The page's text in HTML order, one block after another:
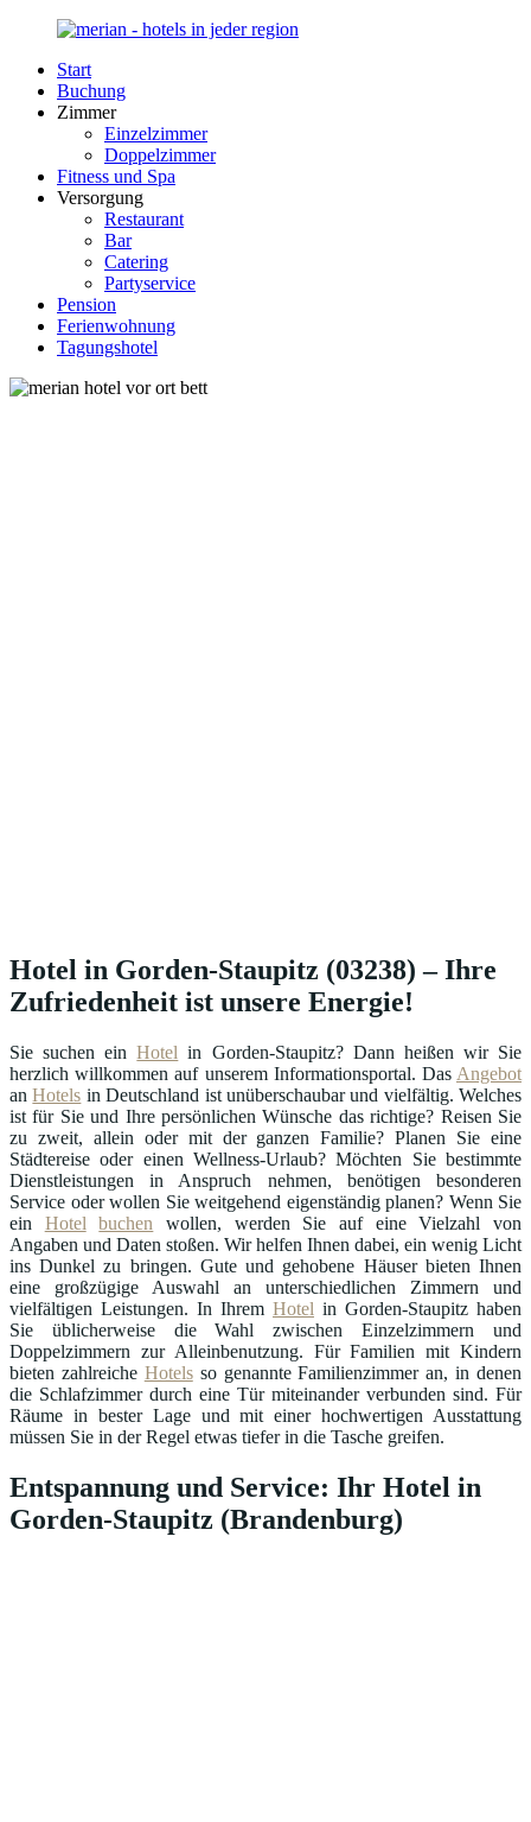
Zurück
Inhalt
Merian-
Hotel.de
Portal
Unterkunft
Deutschland
Start
Buchung
Zimmer
Einzelzimmer
Doppelzimmer
Fitness und Spa
Versorgung
Restaurant
Bar
Catering
Partyservice
Pension
Ferienwohnung
Tagungshotel
Hotel in Gorden-Staupitz (03238) – Ihre
Zufriedenheit ist unsere Energie!
Sie suchen einHotel in Gorden-Staupitz? Dann heißen wir Sie
herzlich willkommen auf unserem Informationsportal. Das Angebot
anHotels in Deutschland ist unüberschaubar und vielfältig. Welches
ist für Sie und Ihre persönlichen Wünsche das richtige? Reisen Sie
zu zweit, allein oder mit der ganzen Familie? Planen Sie eine
Städtereise oder einen Wellness-Urlaub? Möchten Sie bestimmte
Dienstleistungen in Anspruch nehmen, benötigen besonderen
Service oder wollen Sie weitgehend eigenständig planen? Wenn Sie
ein Hotel buchen wollen, werden Sie auf eine Vielzahl von
Angaben und Daten stoßen. Wir helfen Ihnen dabei, ein wenig Licht
ins Dunkel zu bringen. Gute und gehobene Häuser bieten Ihnen
eine großzügige Auswahl an unterschiedlichen Zimmern und
vielfältigen Leistungen. In Ihrem Hotel in Gorden-Staupitz haben
Sie üblicherweise die Wahl zwischen Einzelzimmern und
Doppelzimmern zur Alleinbenutzung. Für Familien mit Kindern
bieten zahlreiche Hotelsso genannte Familienzimmer an, in denen
die Schlafzimmer durch eine Tür miteinander verbunden sind. Für
Räume in bester Lage und mit einer hochwertigen Ausstattung
müssen Sie in der Regel etwas tiefer in die Tasche greifen.
Entspannung und Service: Ihr Hotel in
Gorden-Staupitz (Brandenburg)